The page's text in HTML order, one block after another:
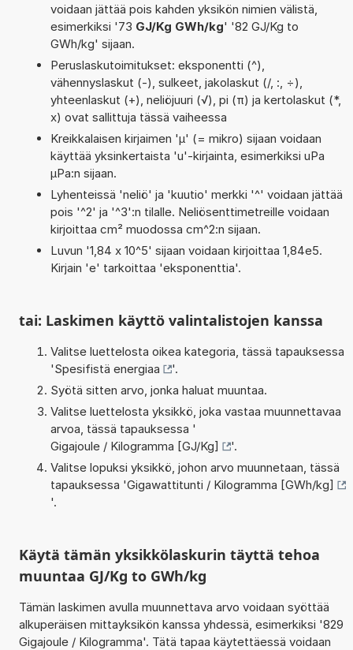
voidaan jättää pois kahden yksikön nimien välistä,
esimerkiksi '73 GJ/Kg GWh/kg' '82 GJ/Kg to
GWh/kg' sijaan.
Peruslaskutoimitukset: eksponentti (^),
vähennyslaskut (-), sulkeet, jakolaskut (/, :, ÷),
yhteenlaskut (+), neliöjuuri (√), pi (π) ja kertolaskut (*,
x) ovat sallittuja tässä vaiheessa
Kreikkalaisen kirjaimen 'µ' (= mikro) sijaan voidaan
käyttää yksinkertaista 'u'-kirjainta, esimerkiksi uPa
µPa:n sijaan.
Lyhenteissä 'neliö' ja 'kuutio' merkki '^' voidaan jättää
pois '^2' ja '^3':n tilalle. Neliösenttimetreille voidaan
kirjoittaa cm² muodossa cm^2:n sijaan.
Luvun '1,84 x 10^5' sijaan voidaan kirjoittaa 1,84e5.
Kirjain 'e' tarkoittaa 'eksponenttia'.
tai: Laskimen käyttö valintalistojen kanssa
Valitse luettelosta oikea kategoria, tässä tapauksessa
'Spesifistä energiaa
'.
Syötä sitten arvo, jonka haluat muuntaa.
Valitse luettelosta yksikkö, joka vastaa muunnettavaa
arvoa, tässä tapauksessa '
Gigajoule / Kilogramma [GJ/Kg]
'.
Valitse lopuksi yksikkö, johon arvo muunnetaan, tässä
tapauksessa 'Gigawattitunti / Kilogramma [GWh/kg]
'.
Käytä tämän yksikkölaskurin täyttä tehoa
muuntaa GJ/Kg to GWh/kg
Tämän laskimen avulla muunnettava arvo voidaan syöttää
alkuperäisen mittayksikön kanssa yhdessä, esimerkiksi '829
Gigajoule / Kilogramma'. Tätä tapaa käytettäessä voidaan